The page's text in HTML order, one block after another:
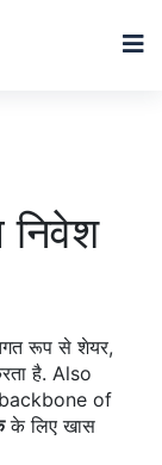
निवेश
रूप से शेयर,
है. Also
of
के लिए खास